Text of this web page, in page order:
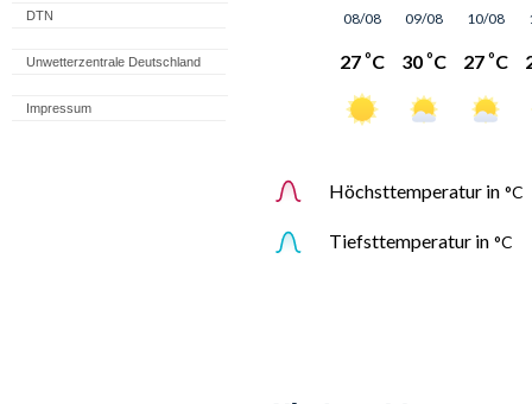
DTN
Unwetterzentrale Deutschland
Impressum